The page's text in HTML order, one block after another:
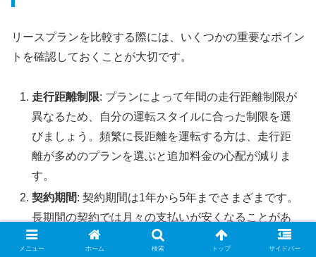
リースプランを比較する際には、いくつかの重要なポイン
トを確認しておくことが大切です。
走行距離制限: プランによって年間の走行距離制限が
異なるため、自分の運転スタイルに合った制限を選
びましょう。頻繁に長距離を運転する方は、走行距
離が多めのプランを選ぶと追加料金の心配が減りま
す。
契約期間: 契約期間は1年から5年までさまざまです。
長期間の契約では月々の支払いが安くなることがあ
りますが、ライフスタイルの変化に対応しにくい場
メニュー ホーム 検索 トップ サイドバー